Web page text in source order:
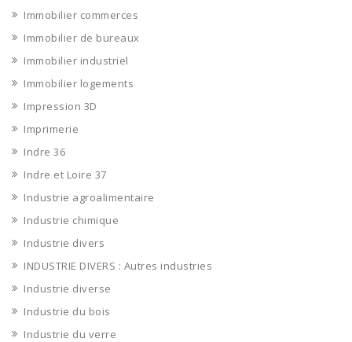
Immobilier commerces
Immobilier de bureaux
Immobilier industriel
Immobilier logements
Impression 3D
Imprimerie
Indre 36
Indre et Loire 37
Industrie agroalimentaire
Industrie chimique
Industrie divers
INDUSTRIE DIVERS : Autres industries
Industrie diverse
Industrie du bois
Industrie du verre